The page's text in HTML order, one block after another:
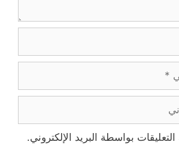
بواسطة البريد الإلكتروني.